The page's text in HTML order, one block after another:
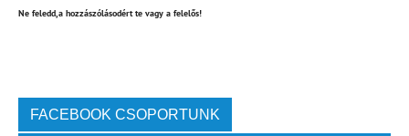
Ne feledd,a hozzászólásodért te vagy a felelős!
FACEBOOK CSOPORTUNK